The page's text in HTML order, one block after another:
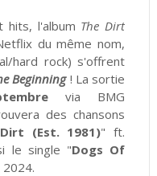
hits, l'album The Dirt
du même nom,
hard rock) s'offrent
Beginning! La sortie
via BMG
des chansons
(Est. 1981)" ft.
le single "Dogs Of